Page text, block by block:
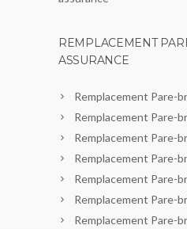
REMPLACEMENT
ASSURANCE
Remplacement Pare-
Remplacement Pare-
Remplacement Pare-
Remplacement Pare-
Remplacement Pare-
Remplacement Pare-
Remplacement Pare-